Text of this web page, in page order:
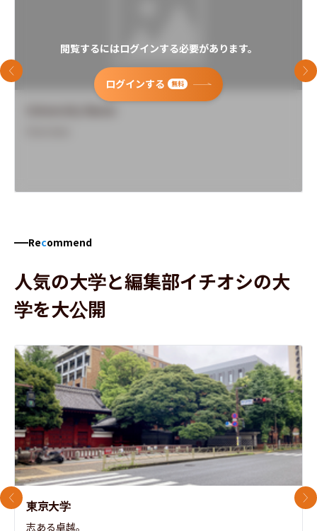
閲覧するにはログインする必要があります。
ログインする 無料
前のスライド 次
Recommend
人気の大学と編集部イチオシの大
学を大公開
東京大学
志ある卓越。
前のスライド 次